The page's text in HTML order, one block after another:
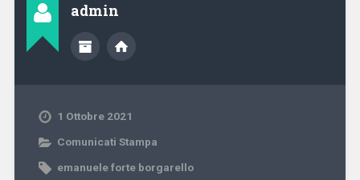
admin
1 Ottobre 2021
Comunicati Stampa
emanuele forte borgarello